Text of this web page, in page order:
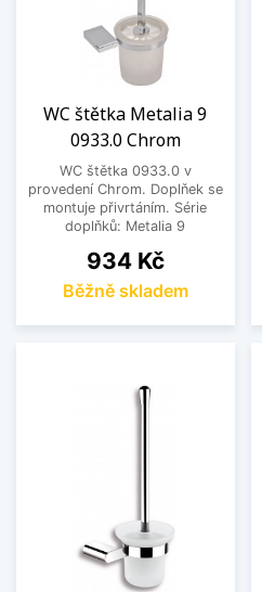
WC štětka Metalia 9
0933.0 Chrom
WC štětka 0933.0 v
provedení Chrom. Doplňek se
montuje přivrtáním. Série
doplňků: Metalia 9
Cena
934 Kč
Běžně skladem